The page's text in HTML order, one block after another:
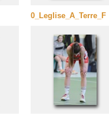
0_Leglise_A_Terre_F